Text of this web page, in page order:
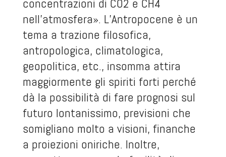
concentrazioni di CO2 e CH4
nell’atmosfera». L’Antropocene è un
tema a trazione filosofica,
antropologica, climatologica,
geopolitica, etc., insomma attira
maggiormente gli spiriti forti perché
dà la possibilità di fare prognosi sul
futuro lontanissimo, previsioni che
somigliano molto a visioni, finanche
a proiezioni oniriche. Inoltre,